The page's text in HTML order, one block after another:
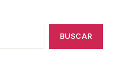
BUSCAR